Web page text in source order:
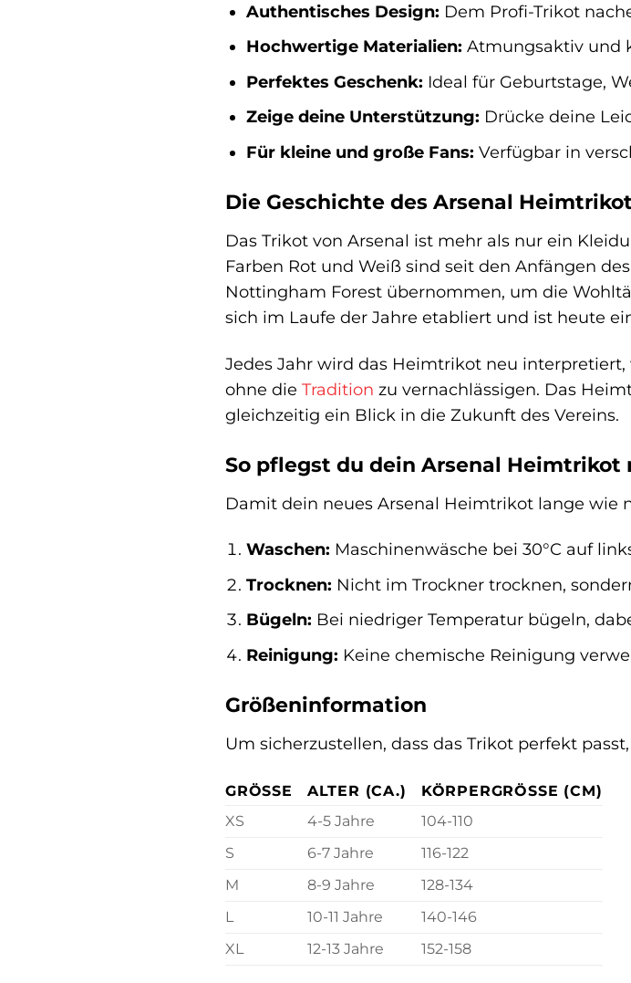
Authentisches Design: Dem Profi-Trikot
Hochwertige Materialien: Atmungsaktiv und
Perfektes Geschenk: Ideal für Geburtstage,
Zeige deine Unterstützung: Drücke deine
Für kleine und große Fans: Verfügbar in
Die Geschichte des Arsenal
Das Trikot von Arsenal ist mehr als nur ein
Farben Rot und Weiß sind seit den Anfängen
Nottingham Forest übernommen, um die
sich im Laufe der Jahre etabliert und ist heute
Jedes Jahr wird das Heimtrikot neu
ohne die Tradition zu vernachlässigen. Das
gleichzeitig ein Blick in die Zukunft des Vereins.
So pflegst du dein Arsenal Heimtrikot
Damit dein neues Arsenal Heimtrikot lange wie
Waschen: Maschinenwäsche bei 30°C auf
Trocknen: Nicht im Trockner trocknen,
Bügeln: Bei niedriger Temperatur bügeln,
Reinigung: Keine chemische Reinigung
Größeninformation
Um sicherzustellen, dass das Trikot perfekt
GRÖSSE ALTER (CA.)
KÖRPERGRÖSSE (CM)
XS
4-5 Jahre
104-110
S
6-7 Jahre
116-122
M
8-9 Jahre
128-134
L
10-11 Jahre
140-146
XL
12-13 Jahre 152-158